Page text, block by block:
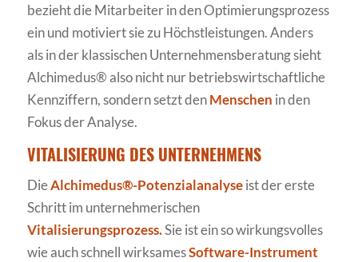
bezieht die Mitarbeiter in den Optimierungsprozess
ein und motiviert sie zu Höchstleistungen. Anders
als in der klassischen Unternehmensberatung sieht
Alchimedus® also nicht nur betriebswirtschaftliche
Kennziffern, sondern setzt denMenschen in den
Fokus der Analyse.
VITALISIERUNG DES UNTERNEHMENS
DieAlchimedus®-Potenzialanalyseist der erste
Schritt im unternehmerischen
Vitalisierungsprozess.Sie ist ein so wirkungsvolles
wie auch schnell wirksamesSoftware-Instrument